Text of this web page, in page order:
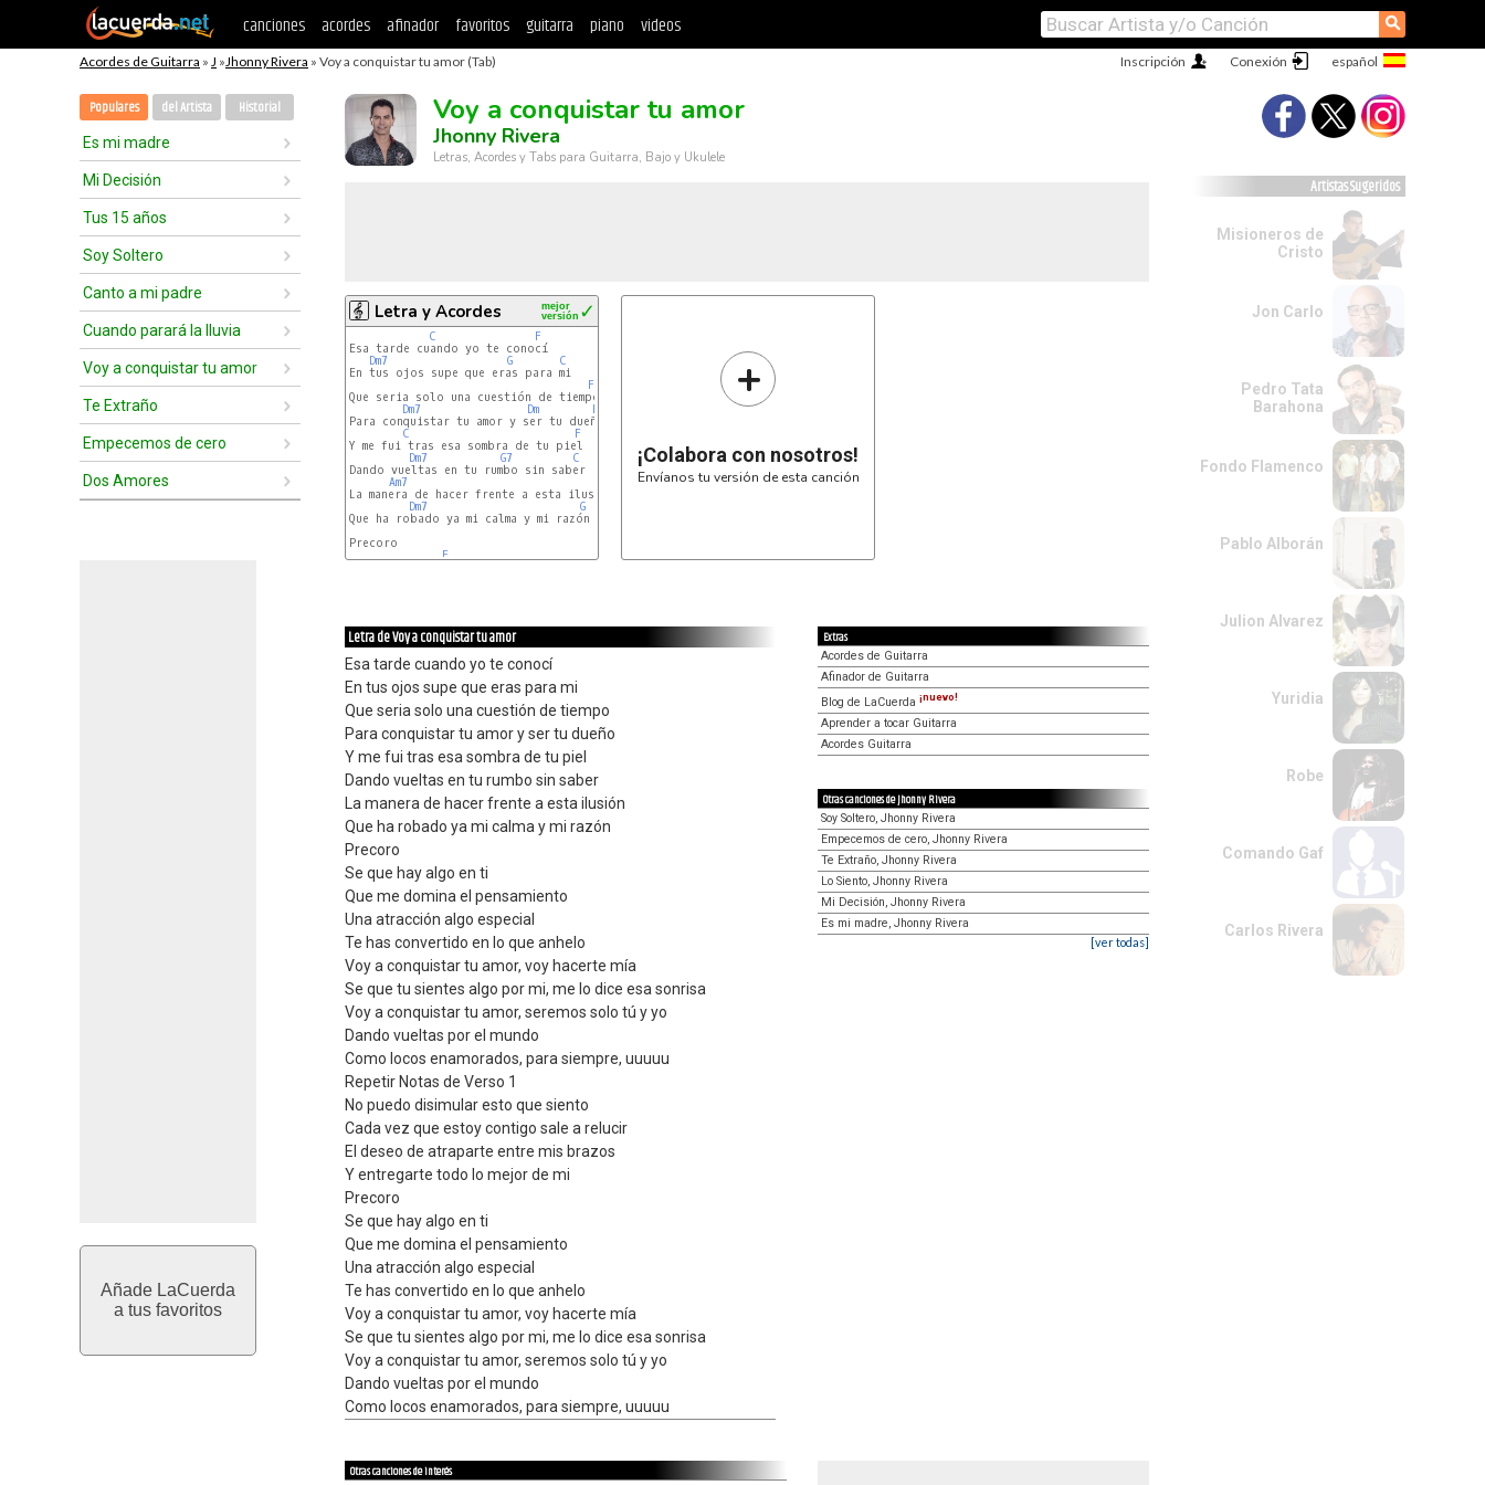
canciones acordes afinador favoritos guitarra piano videos ⚲
Acordes de Guitarra » J »Jhonny Rivera » Voy a conquistar tu amor (Tab) Conexión
Inscripción
Populares del Artista Historial
Es mi madre
Mi Decisión
Tus 15 años
Soy Soltero
Canto a mi padre
Cuando parará la lluvia
Voy a conquistar tu amor
Te Extraño
Empecemos de cero
Dos Amores
Añade LaCuerda
a tus favoritos
Voy a conquistar tu amor
Jhonny Rivera
Letras, Acordes y Tabs para Guitarra, Bajo y Ukulele
Letra y Acordes ✓
mejor
versión
C
F
Esa tarde cuando yo te conocí
Dm7
G
C
En tus ojos supe que eras para mi
F
Que seria solo una cuestión de tiempo
Dm7
Dm
F
Para conquistar tu amor y ser tu dueño
C
F
Y me fui tras esa sombra de tu piel
Dm7
G7
C
Dando vueltas en tu rumbo sin saber
Am7
La manera de hacer frente a esta ilusión
Dm7
G
Que ha robado ya mi calma y mi razón
Precoro
F
+
¡Colabora con nosotros!
Envíanos tu versión de esta canción
Letra de Voy a conquistar tu amor
Esa tarde cuando yo te conocí
En tus ojos supe que eras para mi
Que seria solo una cuestión de tiempo
Para conquistar tu amor y ser tu dueño
Y me fui tras esa sombra de tu piel
Dando vueltas en tu rumbo sin saber
La manera de hacer frente a esta ilusión
Que ha robado ya mi calma y mi razón
Precoro
Se que hay algo en ti
Que me domina el pensamiento
Una atracción algo especial
Te has convertido en lo que anhelo
Voy a conquistar tu amor, voy hacerte mía
Se que tu sientes algo por mi, me lo dice esa sonrisa
Voy a conquistar tu amor, seremos solo tú y yo
Dando vueltas por el mundo
Como locos enamorados, para siempre, uuuuu
Repetir Notas de Verso 1
No puedo disimular esto que siento
Cada vez que estoy contigo sale a relucir
El deseo de atraparte entre mis brazos
Y entregarte todo lo mejor de mi
Precoro
Se que hay algo en ti
Que me domina el pensamiento
Una atracción algo especial
Te has convertido en lo que anhelo
Voy a conquistar tu amor, voy hacerte mía
Se que tu sientes algo por mi, me lo dice esa sonrisa
Voy a conquistar tu amor, seremos solo tú y yo
Dando vueltas por el mundo
Como locos enamorados, para siempre, uuuuu
Extras
Acordes de Guitarra
Afinador de Guitarra
Blog de LaCuerda ¡nuevo!
Aprender a tocar Guitarra
Acordes Guitarra
Otras canciones de Jhonny Rivera
Soy Soltero, Jhonny Rivera
Empecemos de cero, Jhonny Rivera
Te Extraño, Jhonny Rivera
Lo Siento, Jhonny Rivera
Mi Decisión, Jhonny Rivera
Es mi madre, Jhonny Rivera
[ver todas]
Otras canciones de interés
Artistas Sugeridos
Misioneros de
Cristo
Jon Carlo
Pedro Tata
Barahona
Fondo Flamenco
Pablo Alborán
Julion Alvarez
Yuridia
Robe
Comando Gaf
Carlos Rivera